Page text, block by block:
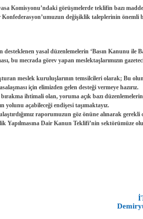
Komisyonu’ndaki görüşmelerde teklifin bazı
Konfederasyon’umuzun değişiklik taleplerinin önemli
desteklenen yasal düzenlemelerin ‘Basın Kanunu ile
bu mecrada görev yapan meslektaşlarımızın
meslek kuruluşlarının temsilcileri olarak; Bu
için elimizden gelen desteği vermeye hazırız.
ihtimali olan, yoruma açık bazı
yolunu açabileceği endişesi taşımaktayız.
raporumuzun göz önüne alınarak gerekli
Yapılmasına Dair Kanun Teklifi’nin sektörümüze